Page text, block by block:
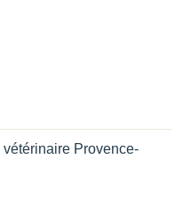
vétérinaire Provence-